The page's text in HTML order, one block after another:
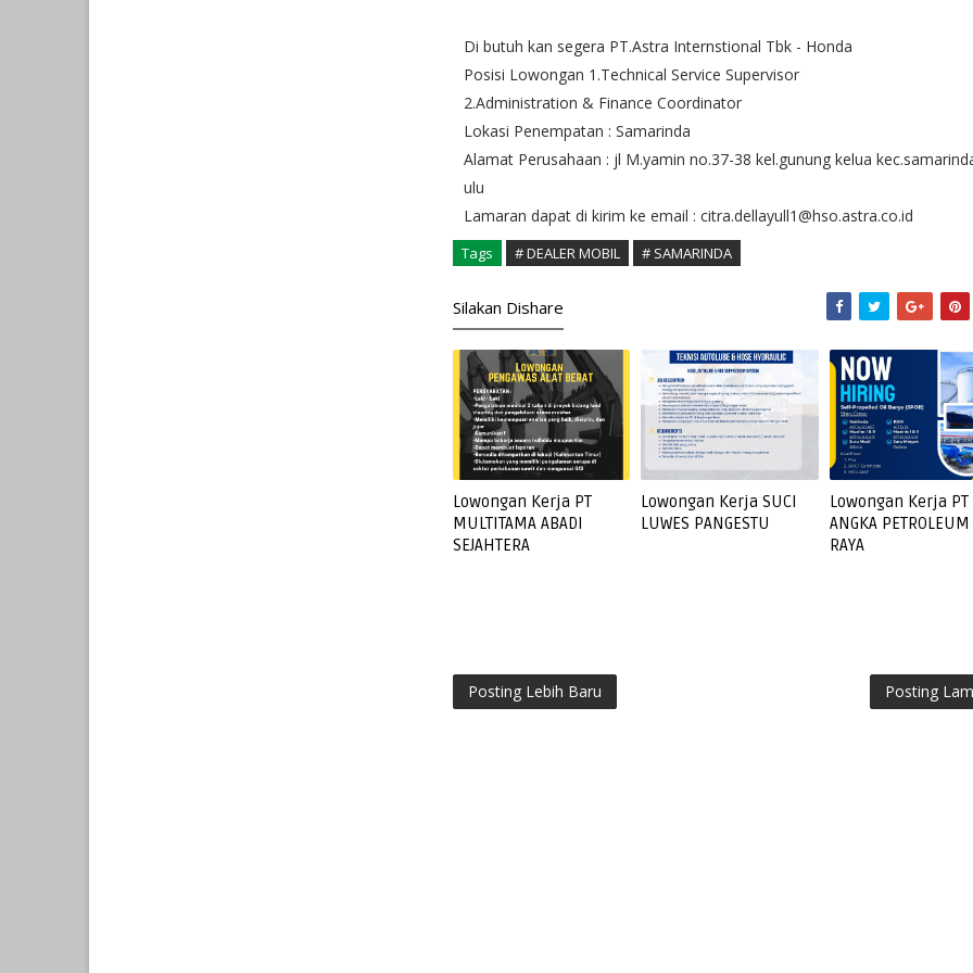
Di butuh kan segera PT.Astra Internstional Tbk - Honda
Posisi Lowongan 1.Technical Service Supervisor
2.Administration & Finance Coordinator
Lokasi Penempatan : Samarinda
Alamat Perusahaan : jl M.yamin no.37-38 kel.gunung kelua
ulu
Lamaran dapat di kirim ke email : citra.dellayull1@hso.astra.co.id
Tags # DEALER MOBIL # SAMARINDA
Silakan Dishare
Lowongan Kerja PT
MULTITAMA ABADI
SEJAHTERA
Lowongan Kerja SUCI
LUWES PANGESTU
Lowongan Kerja PT
ANGKA PETROLEUM
RAYA
Posting Lebih Baru Posting